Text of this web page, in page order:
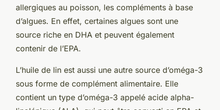
allergiques au poisson, les compléments à base
d’algues. En effet, certaines algues sont une
source riche en DHA et peuvent également
contenir de l’EPA.
L’huile de lin est aussi une autre source d’oméga-3
sous forme de complément alimentaire. Elle
contient un type d’oméga-3 appelé acide alpha-